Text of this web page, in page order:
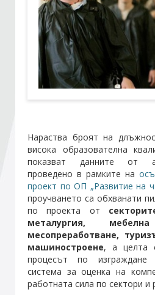
Арбитражен съд
Проекти
Членове
Нараства броят на
висока образователна
показват данните от
проведено в рамките на
проект по ОП „Развитие на
проучването са обхванати
по проекта от
металургия,
месопреработване,
машиностроене, а целта
процесът по
система за оценка на
работната сила по сектори и